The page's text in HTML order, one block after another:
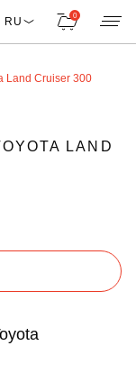
RU 0
Land Cruiser 300
LAND